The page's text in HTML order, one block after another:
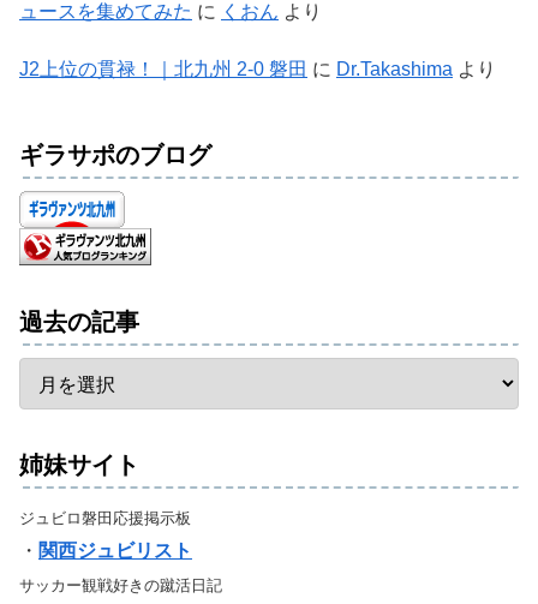
ュースを集めてみた に くおん より
J2上位の貫禄！｜北九州 2-0 磐田 に Dr.Takashima より
ギラサポのブログ
過去の記事
姉妹サイト
ジュビロ磐田応援掲示板
・ 関西ジュビリスト
サッカー観戦好きの蹴活日記